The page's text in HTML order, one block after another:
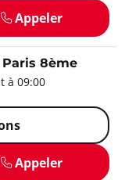
Appeler
Paris 8ème
à 09:00
Appeler